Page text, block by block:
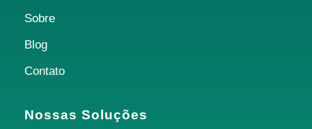
Sobre
Blog
Contato
Nossas Soluções